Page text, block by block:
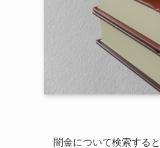
闇金について検索すると